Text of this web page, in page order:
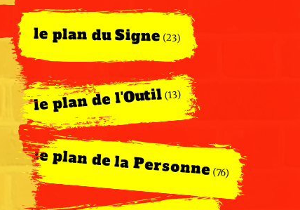
le plan du Signe (23)
le plan de l'Outil (13)
le plan de la Personne(76)